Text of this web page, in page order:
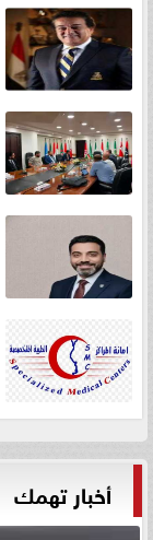
أخبار تهمك